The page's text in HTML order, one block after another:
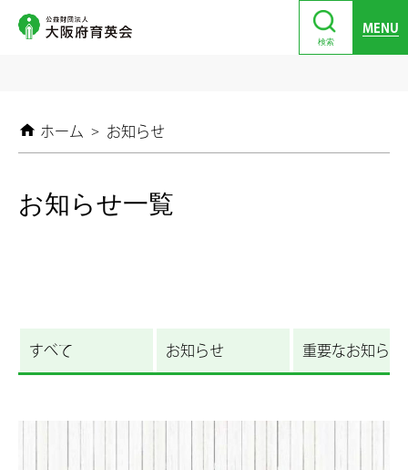
検索
MENU
ホーム > お知らせ
お知らせ一覧
すべて お知らせ 重要なお知らせ